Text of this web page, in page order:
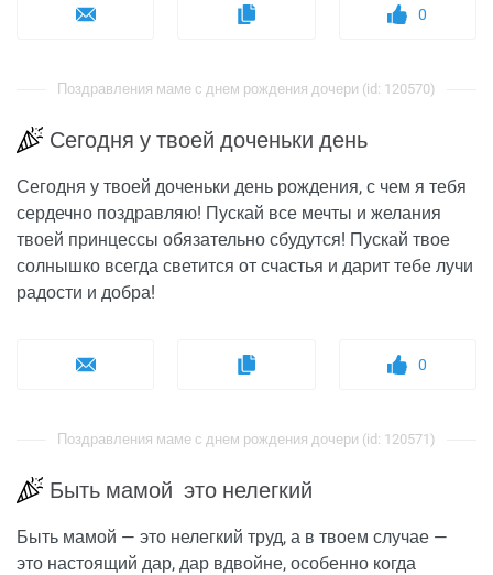
0
Поздравления маме с днем рождения дочери (id: 120570)
Сегодня у твоей доченьки день
Сегодня у твоей доченьки день рождения, с чем я тебя
сердечно поздравляю! Пускай все мечты и желания
твоей принцессы обязательно сбудутся! Пускай твое
солнышко всегда светится от счастья и дарит тебе лучи
радости и добра!
0
Поздравления маме с днем рождения дочери (id: 120571)
Быть мамой это нелегкий
Быть мамой — это нелегкий труд, а в твоем случае —
это настоящий дар, дар вдвойне, особенно когда